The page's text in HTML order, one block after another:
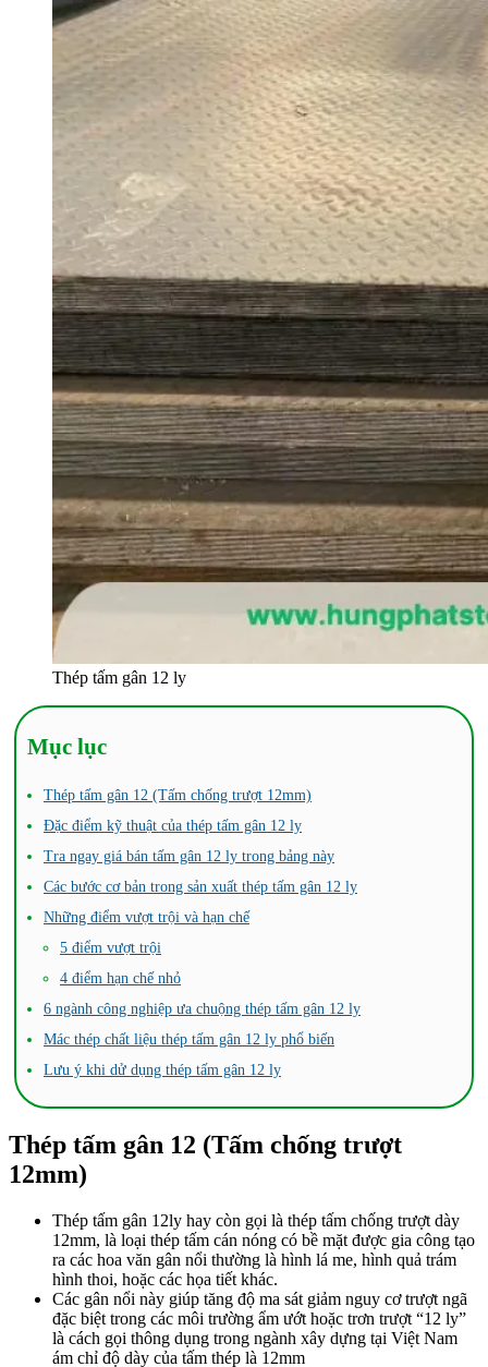
Thép tấm gân 12 ly
Mục lục
Thép tấm gân 12 (Tấm chống trượt 12mm)
Đặc điểm kỹ thuật của thép tấm gân 12 ly
Tra ngay giá bán tấm gân 12 ly trong bảng này
Các bước cơ bản trong sản xuất thép tấm gân 12 ly
Những điểm vượt trội và hạn chế
5 điểm vượt trội
4 điểm hạn chế nhỏ
6 ngành công nghiệp ưa chuộng thép tấm gân 12 ly
Mác thép chất liệu thép tấm gân 12 ly phổ biến
Lưu ý khi dử dụng thép tấm gân 12 ly
Thép tấm gân 12 (Tấm chống trượt
12mm)
Thép tấm gân 12ly hay còn gọi là thép tấm chống trượt dày
12mm, là loại thép tấm cán nóng có bề mặt được gia công tạo
ra các hoa văn gân nổi thường là hình lá me, hình quả trám
hình thoi, hoặc các họa tiết khác.
Các gân nổi này giúp tăng độ ma sát giảm nguy cơ trượt ngã
đặc biệt trong các môi trường ẩm ướt hoặc trơn trượt “12 ly”
là cách gọi thông dụng trong ngành xây dựng tại Việt Nam
ám chỉ độ dày của tấm thép là 12mm